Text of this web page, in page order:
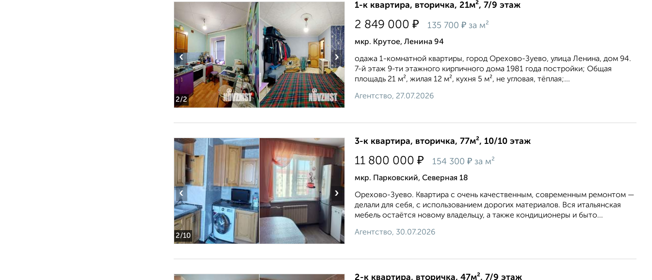
2/2
‹ ›
1-к квартира, вторичка, 21м², 7/9 этаж
2 849 000 ₽ 135 700 ₽ за м²
мкр. Крутое, Ленина 94
одажа 1-комнатной квартиры, город Орехово-Зуево, улица Ленина, дом 94.
7-й этаж 9-ти этажного кирпичного дома 1981 года постройки; Общая
площадь 21 м², жилая 12 м², кухня 5 м², не угловая, тёплая;...
Агентство, 27.07.2026
2/10
‹ ›
3-к квартира, вторичка, 77м², 10/10 этаж
11 800 000 ₽ 154 300 ₽ за м²
мкр. Парковский, Северная 18
Орехово-Зуево. Квартира с очень качественным, современным ремонтом —
делали для себя, с использованием дорогих материалов. Вся итальянская
мебель остаётся новому владельцу, а также кондиционеры и быто...
Агентство, 30.07.2026
2-к квартира, вторичка, 47м², 7/9 этаж